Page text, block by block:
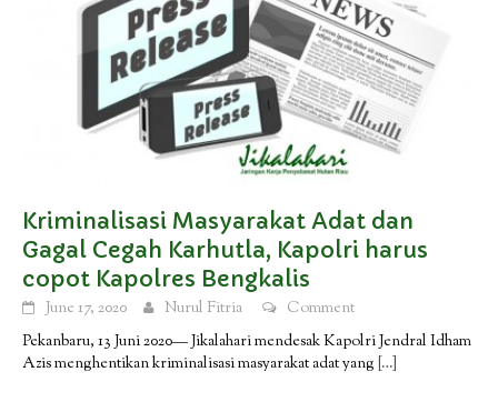
Kriminalisasi Masyarakat Adat dan
Gagal Cegah Karhutla, Kapolri harus
copot Kapolres Bengkalis
June 17, 2020 Nurul Fitria
Comment
Pekanbaru, 13 Juni 2020— Jikalahari mendesak Kapolri Jendral Idham
Azis menghentikan kriminalisasi masyarakat adat yang […]